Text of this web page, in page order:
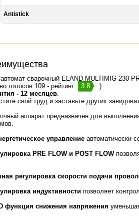
Antistick
сварочный ELAND MULTIMIG-230
голосов 109 - рейтинг:
3.8
).
- 12 месяцев.
свой труд и заставьте других
аппарат предназначен для
управление автоматически
PRE FLOW и POST FLOW
регулировка скорости подачи
индуктивности позволяет
функция снижения напряжения